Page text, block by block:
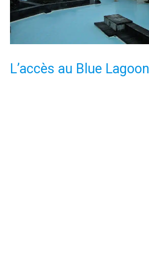
L’accès au Blue Lagoon